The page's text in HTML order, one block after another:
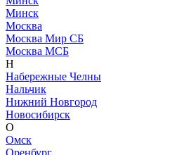
Минск
Москва
Москва Мир СБ
Москва МСБ
Н
Набережные Челны
Нальчик
Нижний Новгород
Новосибирск
О
Омск
Оренбург